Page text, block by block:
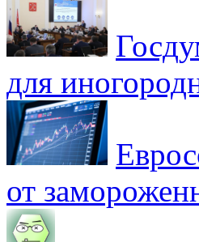
для
от